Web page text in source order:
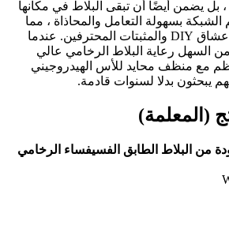
يضمن أيضًا أن تبقى البلاط في مكانها
بسهولة التعامل والمحاذاة ، مما
يجعلها مثالية لكل من عشاق DIY والمثبتات المحترفين. عندما
من السهل رعاية البلاط الرخامي عالي
مع منظف محايد للأس الهيدروجيني
يبحثون بدلا لسنوات قادمة.
(المعلمة)
من البلاط الطابق الفسيفساء الرخامي